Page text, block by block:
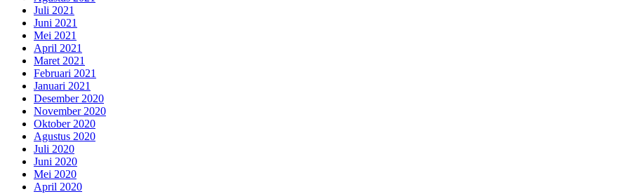
Juli 2021
Juni 2021
Mei 2021
April 2021
Maret 2021
Februari 2021
Januari 2021
Desember 2020
November 2020
Oktober 2020
Agustus 2020
Juli 2020
Juni 2020
Mei 2020
April 2020